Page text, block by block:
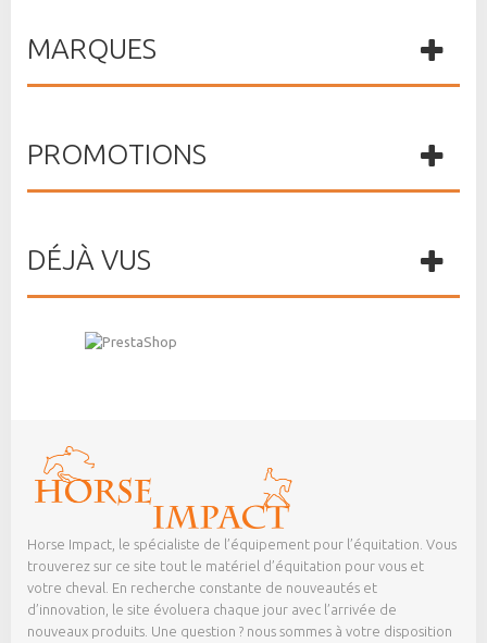
MARQUES
PROMOTIONS
DÉJÀ VUS
Horse Impact, le spécialiste de l’équipement pour l’équitation. Vous
trouverez sur ce site tout le matériel d’équitation pour vous et
votre cheval. En recherche constante de nouveautés et
d’innovation, le site évoluera chaque jour avec l’arrivée de
nouveaux produits. Une question ? nous sommes à votre disposition